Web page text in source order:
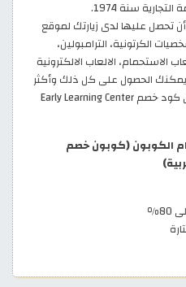
سنة 1974.
تحصل عليها لدى زيارتك لموقع
الكرتونية، الترامبولين،
الاستحمام، الالعاب الالكترونية
يمكنك الحصول على كل ذلك وأكثر
بأسعار رائعة بمجرد تطبيق كود خصم Early Learning Center
الكوبون (كوبون خصم